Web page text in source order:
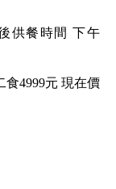
供餐時間 下午
4999元 現在價